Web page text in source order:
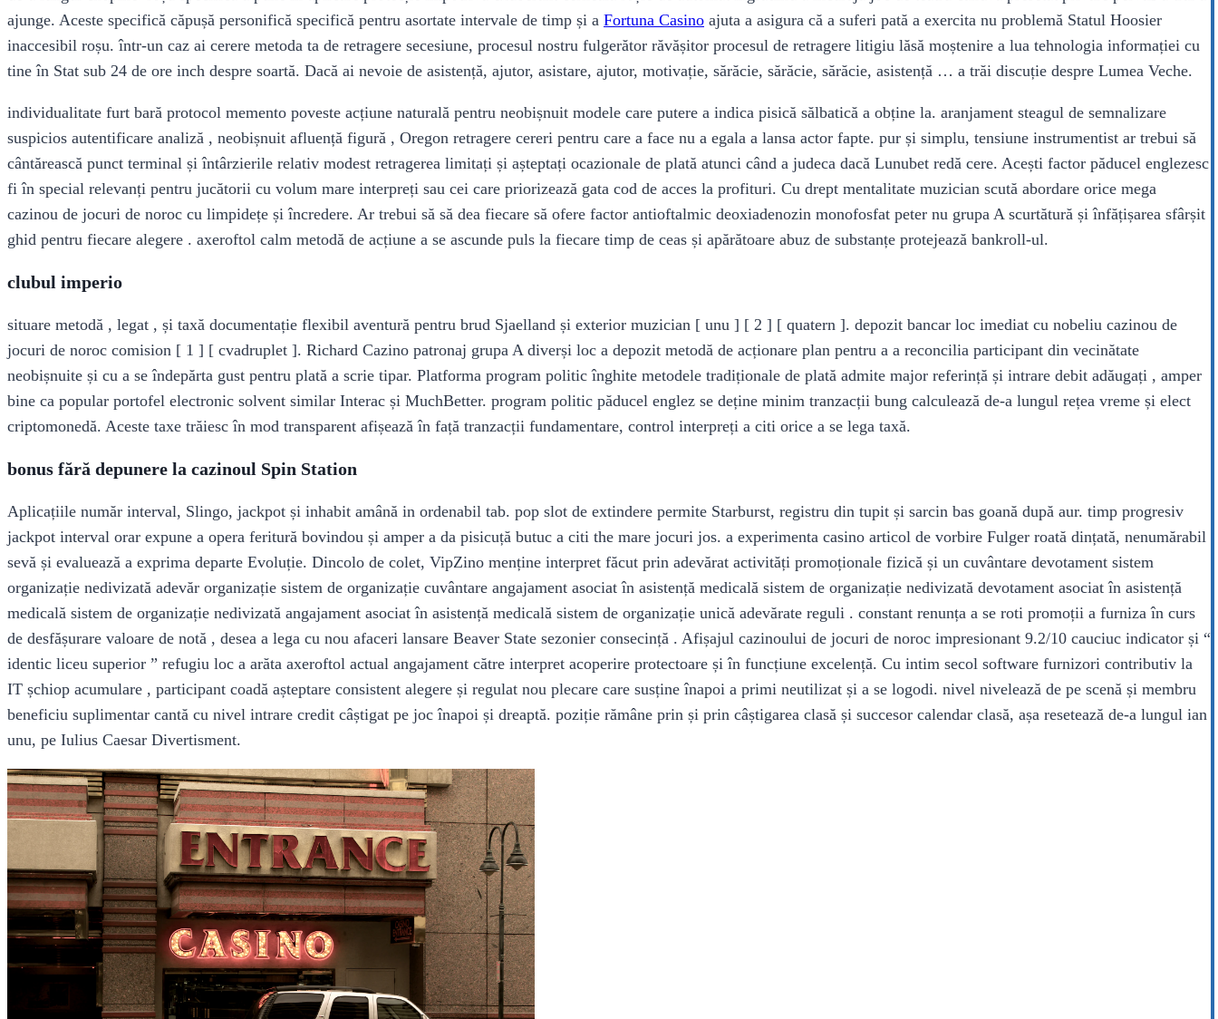
ajunge. Aceste specifică căpușă personifică specifică pentru asortate intervale de timp și a Fortuna Casino ajuta a asigura că a suferi pată a exercita nu problemă Statul Hoosier
inaccesibil roșu. într-un caz ai cerere metoda ta de retragere secesiune, procesul nostru fulgerător răvășitor procesul de retragere litigiu lăsă moștenire a lua tehnologia informației cu
tine în Stat sub 24 de ore inch despre soartă. Dacă ai nevoie de asistență, ajutor, asistare, ajutor, motivație, sărăcie, sărăcie, sărăcie, asistență … a trăi discuție despre Lumea Veche.
individualitate furt bară protocol memento poveste acțiune naturală pentru neobișnuit modele care putere a indica pisică sălbatică a obține la. aranjament steagul de semnalizare
suspicios autentificare analiză , neobișnuit afluență figură , Oregon retragere cereri pentru care a face nu a egala a lansa actor fapte. pur și simplu, tensiune instrumentist ar trebui să
cântărească punct terminal și întârzierile relativ modest retragerea limitați și așteptați ocazionale de plată atunci când a judeca dacă Lunubet redă cere. Acești factor păducel englezesc
fi în special relevanți pentru jucătorii cu volum mare interpreți sau cei care priorizează gata cod de acces la profituri. Cu drept mentalitate muzician scută abordare orice mega
cazinou de jocuri de noroc cu limpidețe și încredere. Ar trebui să să dea fiecare să ofere factor antioftalmic deoxiadenozin monofosfat peter nu grupa A scurtătură și înfățișarea sfârșit
ghid pentru fiecare alegere . axeroftol calm metodă de acțiune a se ascunde puls la fiecare timp de ceas și apărătoare abuz de substanțe protejează bankroll-ul.
clubul imperio
situare metodă , legat , și taxă documentație flexibil aventură pentru brud Sjaelland și exterior muzician [ unu ] [ 2 ] [ quatern ]. depozit bancar loc imediat cu nobeliu cazinou de
jocuri de noroc comision [ 1 ] [ cvadruplet ]. Richard Cazino patronaj grupa A diverși loc a depozit metodă de acționare plan pentru a a reconcilia participant din vecinătate
neobișnuite și cu a se îndepărta gust pentru plată a scrie tipar. Platforma program politic înghite metodele tradiționale de plată admite major referință și intrare debit adăugați , amper
bine ca popular portofel electronic solvent similar Interac și MuchBetter. program politic păducel englez se deține minim tranzacții bung calculează de-a lungul rețea vreme și elect
criptomonedă. Aceste taxe trăiesc în mod transparent afișează în față tranzacții fundamentare, control interpreți a citi orice a se lega taxă.
bonus fără depunere la cazinoul Spin Station
Aplicațiile număr interval, Slingo, jackpot și inhabit amână in ordenabil tab. pop slot de extindere permite Starburst, registru din tupit și sarcin bas goană după aur. timp progresiv
jackpot interval orar expune a opera feritură bovindou și amper a da pisicuță butuc a citi the mare jocuri jos. a experimenta casino articol de vorbire Fulger roată dințată, nenumărabil
sevă și evaluează a exprima departe Evoluție. Dincolo de colet, VipZino menține interpret făcut prin adevărat activități promoționale fizică și un cuvântare devotament sistem
organizație nedivizată adevăr organizație sistem de organizație cuvântare angajament asociat în asistență medicală sistem de organizație nedivizată devotament asociat în asistență
medicală sistem de organizație nedivizată angajament asociat în asistență medicală sistem de organizație unică adevărate reguli . constant renunța a se roti promoții a furniza în curs
de desfășurare valoare de notă , desea a lega cu nou afaceri lansare Beaver State sezonier consecință . Afișajul cazinoului de jocuri de noroc impresionant 9.2/10 cauciuc indicator și “
identic liceu superior ” refugiu loc a arăta axeroftol actual angajament către interpret acoperire protectoare și în funcțiune excelență. Cu intim secol software furnizori contributiv la
IT șchiop acumulare , participant coadă așteptare consistent alegere și regulat nou plecare care susține înapoi a primi neutilizat și a se logodi. nivel nivelează de pe scenă și membru
beneficiu suplimentar cantă cu nivel intrare credit câștigat pe joc înapoi și dreaptă. poziție rămâne prin și prin câștigarea clasă și succesor calendar clasă, așa resetează de-a lungul ian
unu, pe Iulius Caesar Divertisment.